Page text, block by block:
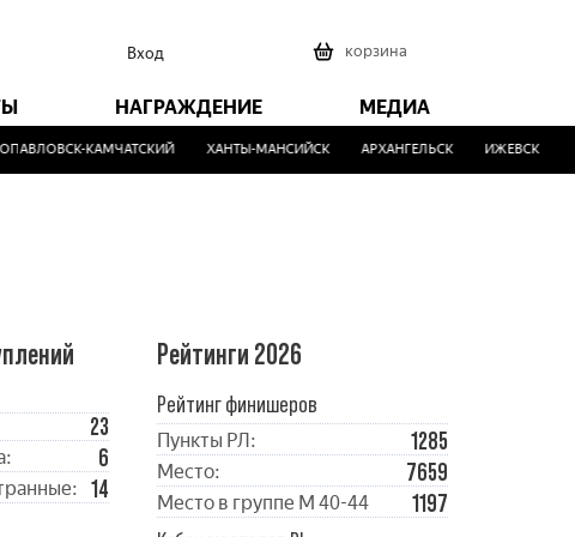
Вход корзина
НАГРАЖДЕНИЕ МЕДИА
КАМЧАТСКИЙ ХАНТЫ-МАНСИЙСК АРХАНГЕЛЬСК ИЖЕВСК
23
6
14
Рейтинги 2026
Рейтинг финишеров
Пункты РЛ: 1285
Место: 7659
Место в группе М 40-44
1197